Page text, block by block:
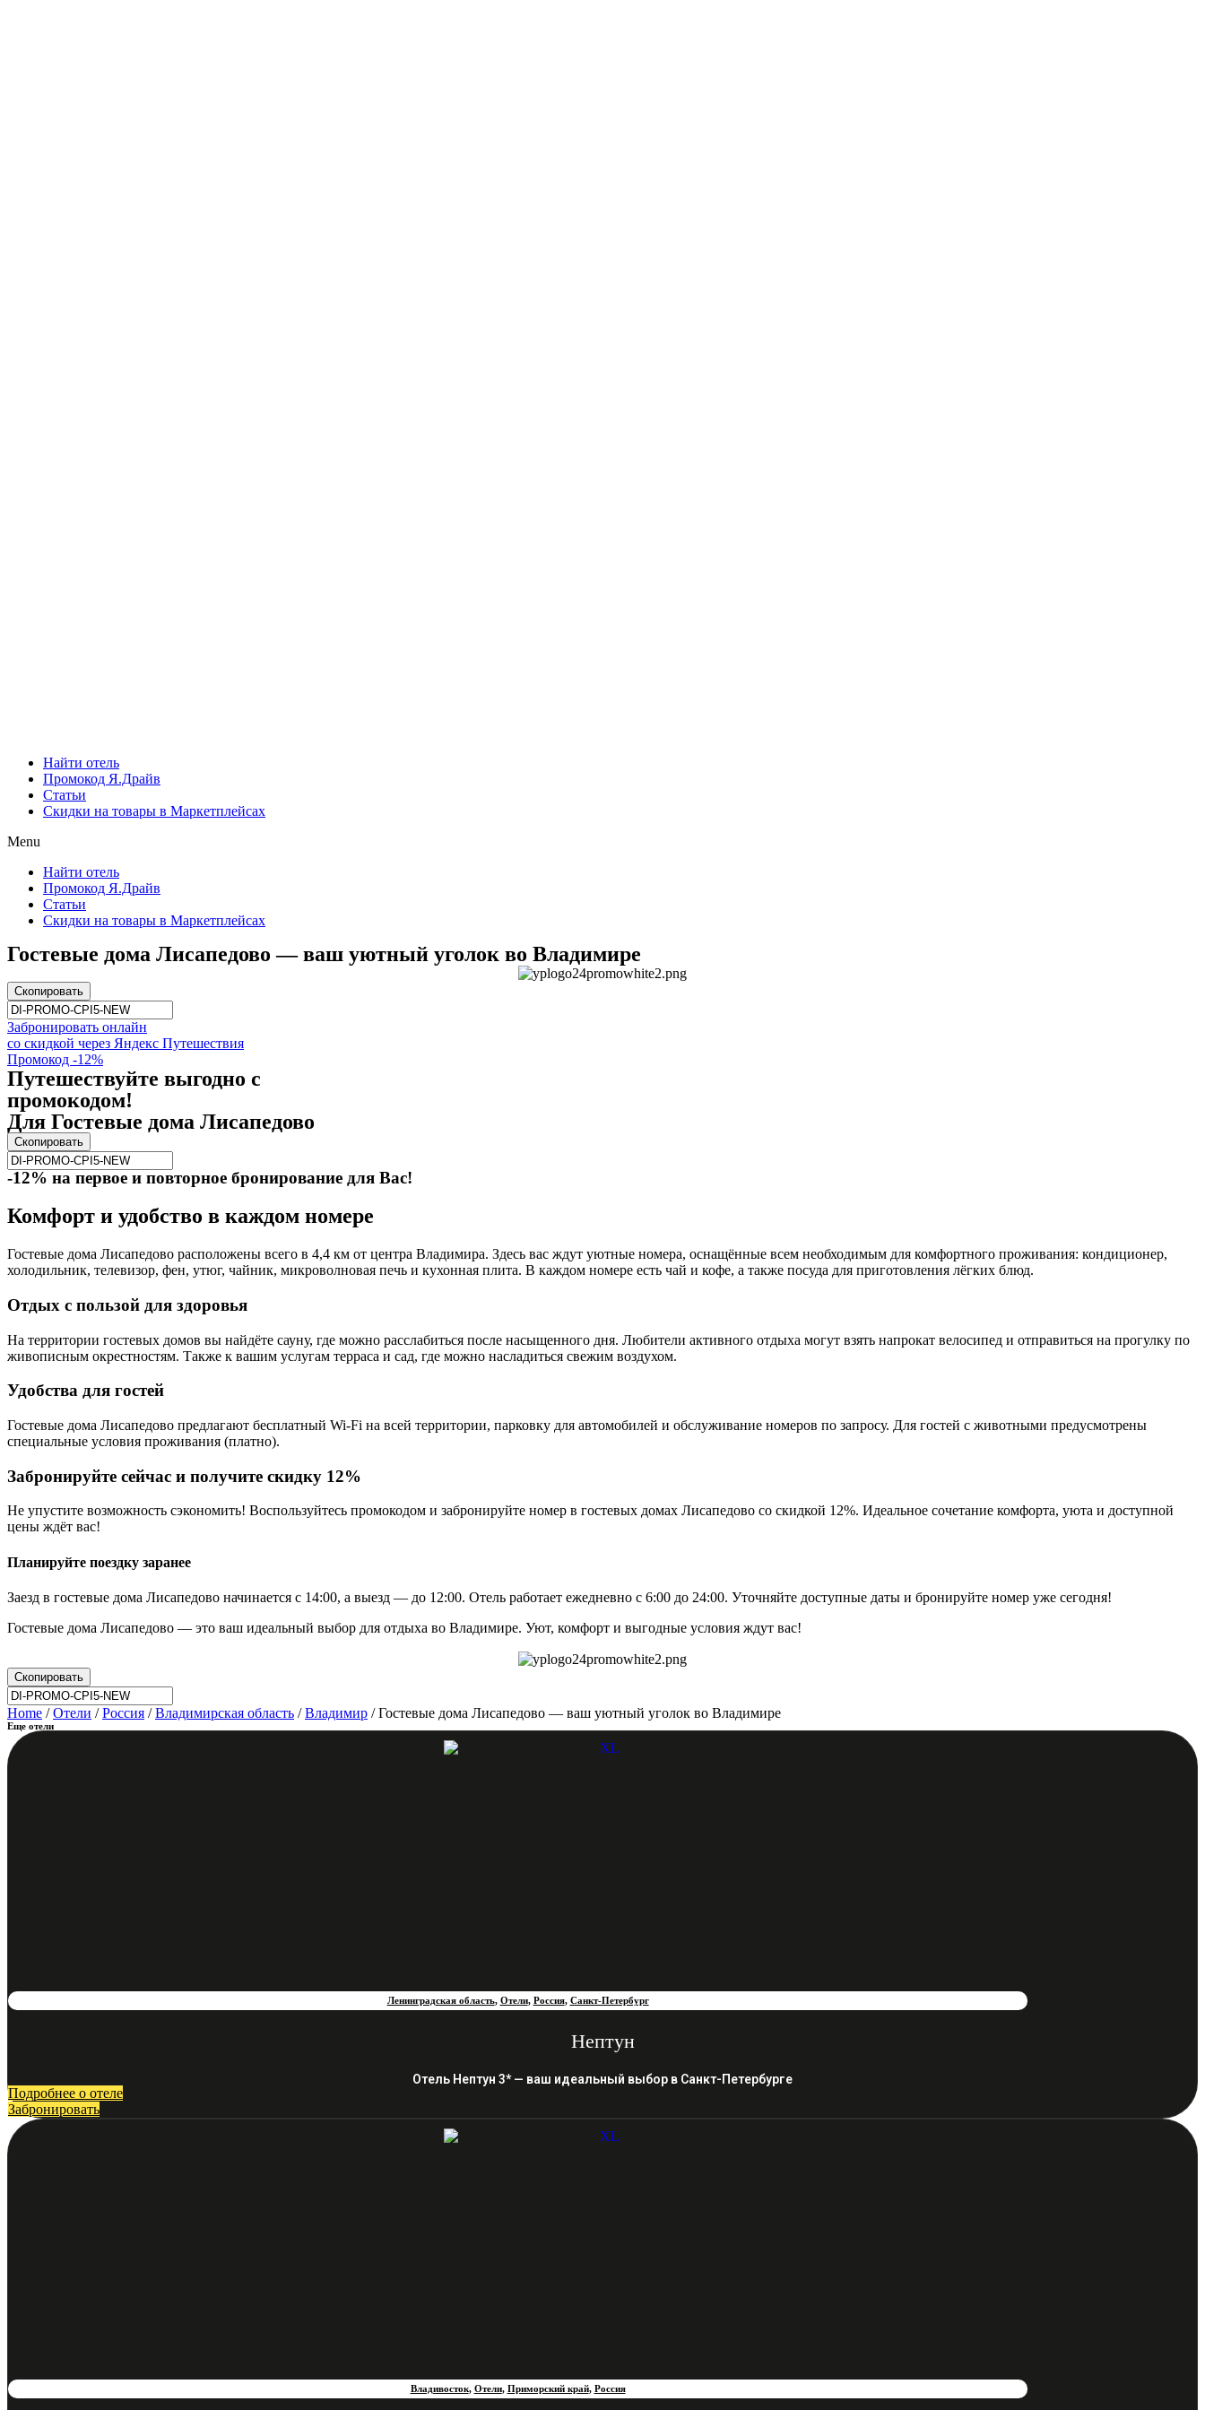
Найти отель
Промокод Я.Драйв
Статьи
Скидки на товары в Маркетплейсах
Menu
Найти отель
Промокод Я.Драйв
Статьи
Скидки на товары в Маркетплейсах
Гостевые дома Лисапедово — ваш уютный уголок во Владимире
Скопировать
Забронировать онлайн
со скидкой через Яндекс Путешествия
Промокод -12%
Путешествуйте выгодно с
промокодом!
Для Гостевые дома Лисапедово
Скопировать
-12% на первое и повторное бронирование для Вас!
Комфорт и удобство в каждом номере
Гостевые дома Лисапедово расположены всего в 4,4 км от центра Владимира. Здесь вас ждут уютные номера, оснащённые всем необходимым для комфортного проживания: кондиционер,
холодильник, телевизор, фен, утюг, чайник, микроволновая печь и кухонная плита. В каждом номере есть чай и кофе, а также посуда для приготовления лёгких блюд.
Отдых с пользой для здоровья
На территории гостевых домов вы найдёте сауну, где можно расслабиться после насыщенного дня. Любители активного отдыха могут взять напрокат велосипед и отправиться на прогулку по
живописным окрестностям. Также к вашим услугам терраса и сад, где можно насладиться свежим воздухом.
Удобства для гостей
Гостевые дома Лисапедово предлагают бесплатный Wi-Fi на всей территории, парковку для автомобилей и обслуживание номеров по запросу. Для гостей с животными предусмотрены
специальные условия проживания (платно).
Забронируйте сейчас и получите скидку 12%
Не упустите возможность сэкономить! Воспользуйтесь промокодом и забронируйте номер в гостевых домах Лисапедово со скидкой 12%. Идеальное сочетание комфорта, уюта и доступной
цены ждёт вас!
Планируйте поездку заранее
Заезд в гостевые дома Лисапедово начинается с 14:00, а выезд — до 12:00. Отель работает ежедневно с 6:00 до 24:00. Уточняйте доступные даты и бронируйте номер уже сегодня!
Гостевые дома Лисапедово — это ваш идеальный выбор для отдыха во Владимире. Уют, комфорт и выгодные условия ждут вас!
Скопировать
Home /Отели /Россия /Владимирская область /Владимир / Гостевые дома Лисапедово — ваш уютный уголок во Владимире
Еще отели
Ленинградская область, Отели, Россия, Санкт-Петербург
Нептун
Отель Нептун 3* — ваш идеальный выбор в Санкт-Петербурге
Подробнее о отеле
Забронировать
Владивосток, Отели, Приморский край, Россия